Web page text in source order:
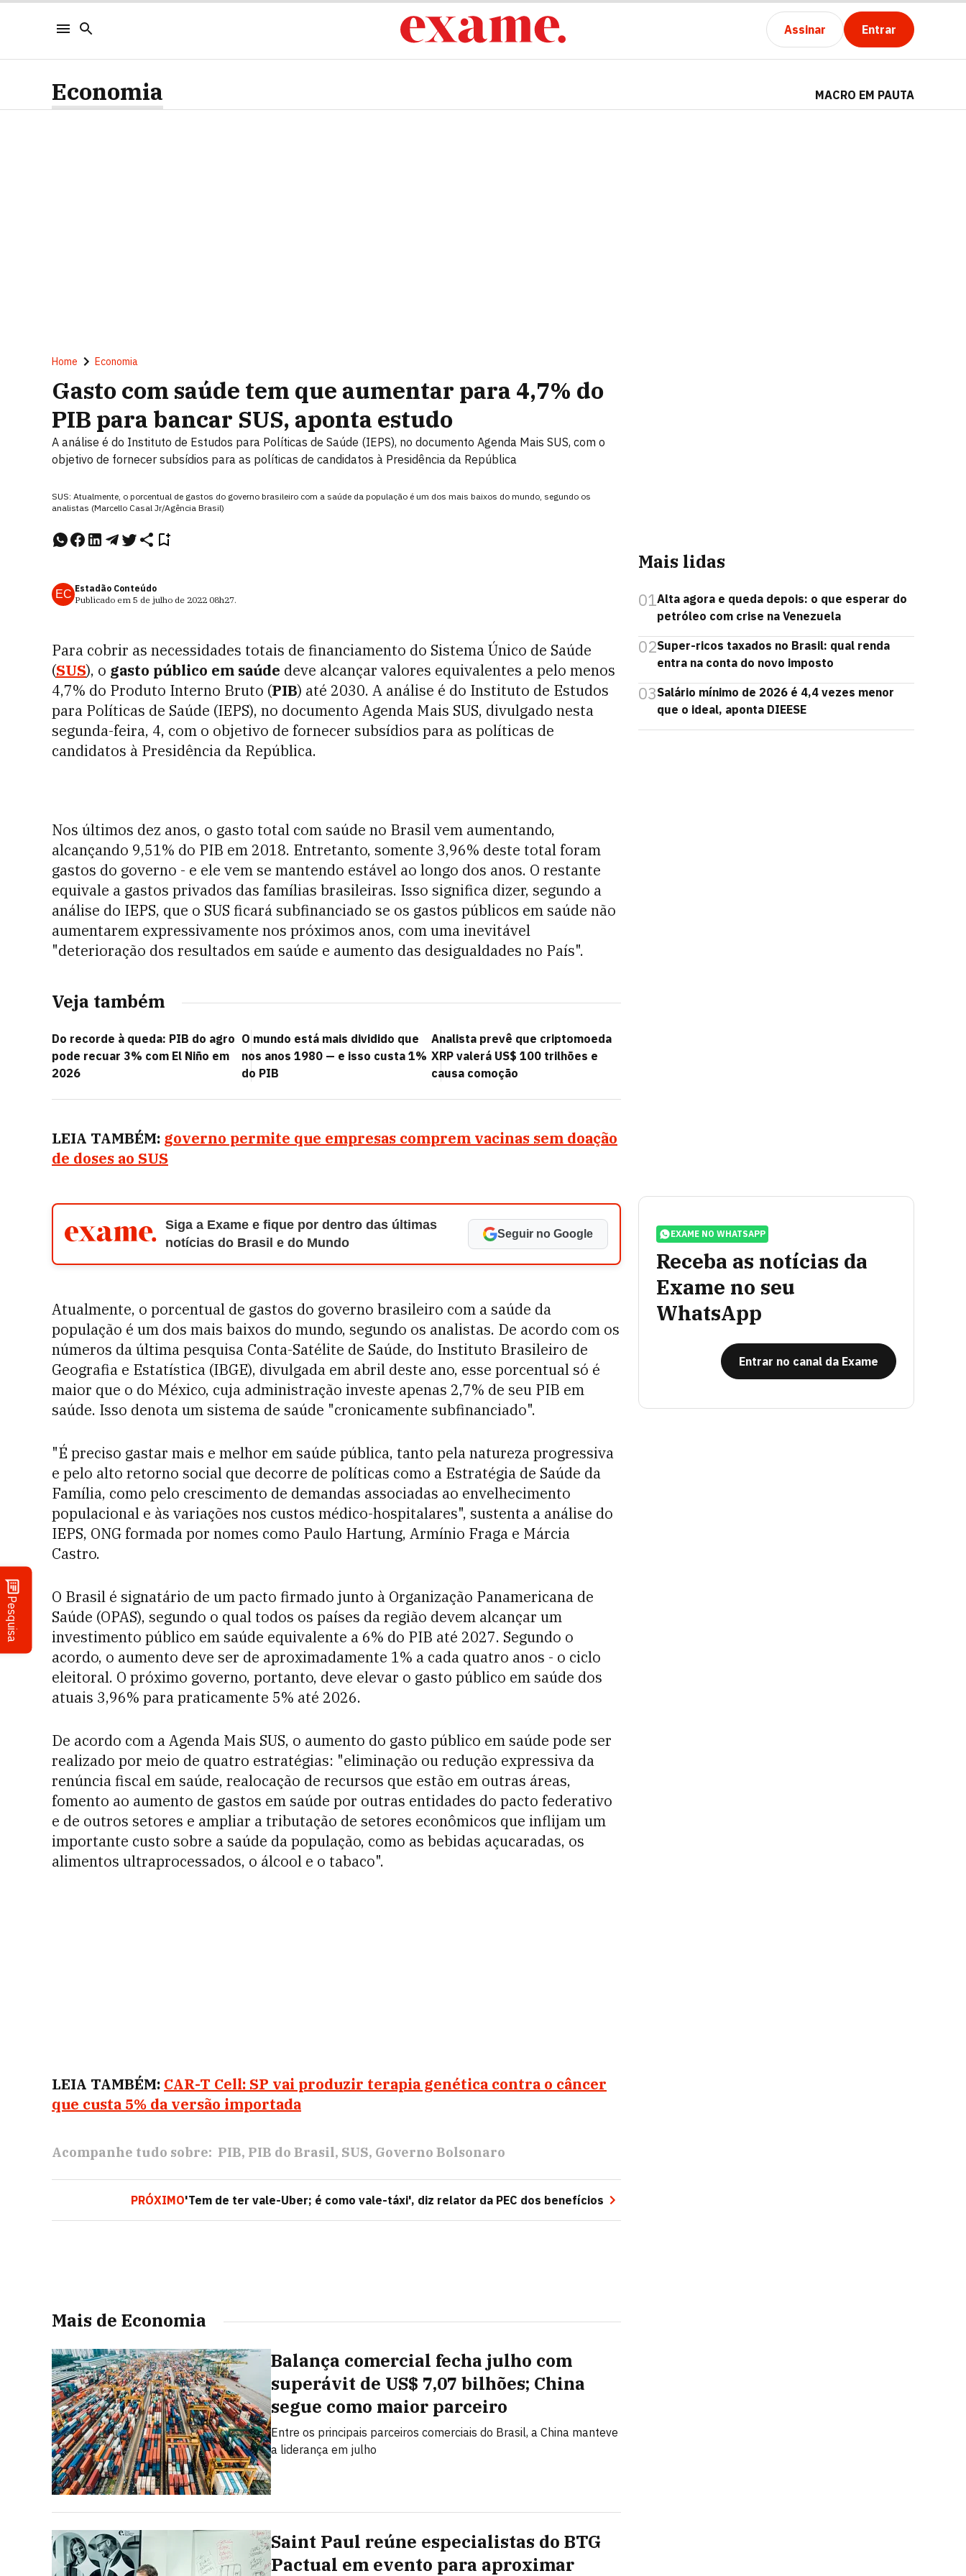
Assinar Entrar
Pesquisa
Economia MACRO EM PAUTA
Home Economia
Gasto com saúde tem que aumentar para 4,7% do
PIB para bancar SUS, aponta estudo
A análise é do Instituto de Estudos para Políticas de Saúde (IEPS), no documento Agenda Mais SUS, com o
objetivo de fornecer subsídios para as políticas de candidatos à Presidência da República
SUS: Atualmente, o porcentual de gastos do governo brasileiro com a saúde da população é um dos mais baixos do mundo, segundo os
analistas (Marcello Casal Jr/Agência Brasil)
EC Estadão Conteúdo
Publicado em 5 de julho de 2022 08h27.
Para cobrir as necessidades totais de financiamento do Sistema Único de Saúde
(SUS), o gasto público em saúde deve alcançar valores equivalentes a pelo menos
4,7% do Produto Interno Bruto (PIB) até 2030. A análise é do Instituto de Estudos
para Políticas de Saúde (IEPS), no documento Agenda Mais SUS, divulgado nesta
segunda-feira, 4, com o objetivo de fornecer subsídios para as políticas de
candidatos à Presidência da República.
Nos últimos dez anos, o gasto total com saúde no Brasil vem aumentando,
alcançando 9,51% do PIB em 2018. Entretanto, somente 3,96% deste total foram
gastos do governo - e ele vem se mantendo estável ao longo dos anos. O restante
equivale a gastos privados das famílias brasileiras. Isso significa dizer, segundo a
análise do IEPS, que o SUS ficará subfinanciado se os gastos públicos em saúde não
aumentarem expressivamente nos próximos anos, com uma inevitável
"deterioração dos resultados em saúde e aumento das desigualdades no País".
Veja também
Do recorde à queda: PIB do agro
pode recuar 3% com El Niño em
2026
O mundo está mais dividido que
nos anos 1980 — e isso custa 1%
do PIB
Analista prevê que criptomoeda
XRP valerá US$ 100 trilhões e
causa comoção
LEIA TAMBÉM: governo permite que empresas comprem vacinas sem doação
de doses ao SUS
Siga a Exame e fique por dentro das últimas
notícias do Brasil e do Mundo
Seguir no Google
Atualmente, o porcentual de gastos do governo brasileiro com a saúde da
população é um dos mais baixos do mundo, segundo os analistas. De acordo com os
números da última pesquisa Conta-Satélite de Saúde, do Instituto Brasileiro de
Geografia e Estatística (IBGE), divulgada em abril deste ano, esse porcentual só é
maior que o do México, cuja administração investe apenas 2,7% de seu PIB em
saúde. Isso denota um sistema de saúde "cronicamente subfinanciado".
"É preciso gastar mais e melhor em saúde pública, tanto pela natureza progressiva
e pelo alto retorno social que decorre de políticas como a Estratégia de Saúde da
Família, como pelo crescimento de demandas associadas ao envelhecimento
populacional e às variações nos custos médico-hospitalares", sustenta a análise do
IEPS, ONG formada por nomes como Paulo Hartung, Armínio Fraga e Márcia
Castro.
O Brasil é signatário de um pacto firmado junto à Organização Panamericana de
Saúde (OPAS), segundo o qual todos os países da região devem alcançar um
investimento público em saúde equivalente a 6% do PIB até 2027. Segundo o
acordo, o aumento deve ser de aproximadamente 1% a cada quatro anos - o ciclo
eleitoral. O próximo governo, portanto, deve elevar o gasto público em saúde dos
atuais 3,96% para praticamente 5% até 2026.
De acordo com a Agenda Mais SUS, o aumento do gasto público em saúde pode ser
realizado por meio de quatro estratégias: "eliminação ou redução expressiva da
renúncia fiscal em saúde, realocação de recursos que estão em outras áreas,
fomento ao aumento de gastos em saúde por outras entidades do pacto federativo
e de outros setores e ampliar a tributação de setores econômicos que inflijam um
importante custo sobre a saúde da população, como as bebidas açucaradas, os
alimentos ultraprocessados, o álcool e o tabaco".
LEIA TAMBÉM: CAR-T Cell: SP vai produzir terapia genética contra o câncer
que custa 5% da versão importada
Acompanhe tudo sobre: PIB PIB do Brasil SUS Governo Bolsonaro
PRÓXIMO'Tem de ter vale-Uber; é como vale-táxi', diz relator da PEC dos benefícios
Mais de Economia
Balança comercial fecha julho com
superávit de US$ 7,07 bilhões; China
segue como maior parceiro
Entre os principais parceiros comerciais do Brasil, a China manteve
a liderança em julho
Saint Paul reúne especialistas do BTG
Pactual em evento para aproximar
Mais lidas
01Alta agora e queda depois: o que esperar do
petróleo com crise na Venezuela
02Super-ricos taxados no Brasil: qual renda
entra na conta do novo imposto
03Salário mínimo de 2026 é 4,4 vezes menor
que o ideal, aponta DIEESE
EXAME NO WHATSAPP
Receba as notícias da
Exame no seu
WhatsApp
Entrar no canal da Exame